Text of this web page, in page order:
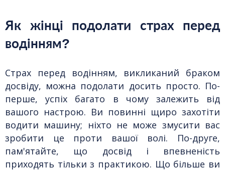
Як жінці подолати страх перед
водінням?
Страх перед водінням, викликаний браком
досвіду, можна подолати досить просто. По-
перше, успіх багато в чому залежить від
вашого настрою. Ви повинні щиро захотіти
водити машину; ніхто не може змусити вас
зробити це проти вашої волі. По-друге,
пам'ятайте, що досвід і впевненість
приходять тільки з практикою. Що більше ви